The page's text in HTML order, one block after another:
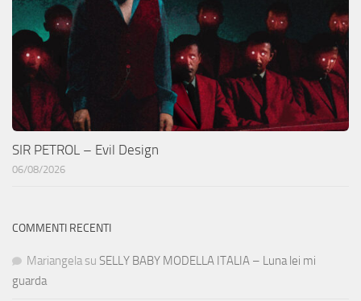
SIR PETROL – Evil Design
06/08/2026
COMMENTI RECENTI
Mariangela su SELLY BABY MODELLA ITALIA – Luna lei mi
guarda